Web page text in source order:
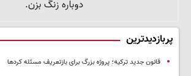
پربازدیدترین
قانون جدید ترکیه؛ پروژه بزرگ‌ برای بازتعریف مسئله کردها